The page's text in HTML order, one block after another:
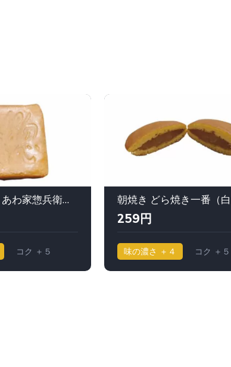
惣兵衛 最中｜あわ家惣兵衛（あわやそうべえ）
コク ＋５
259円
味の濃さ ＋４ コク ＋５